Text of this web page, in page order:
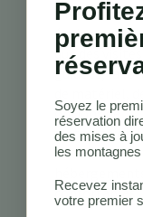
?Recherchez
équipements
que des visites
guidées, la
options de
restauration
et des
confortables.
Soyez le
réservation
des mises à
les
Recevez
votre premier